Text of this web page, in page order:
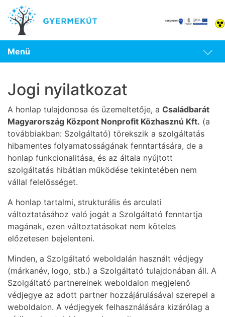
Menü
Jogi nyilatkozat
A honlap tulajdonosa és üzemeltetője, a Családbarát
Magyarország Központ Nonprofit Közhasznú Kft. (a
továbbiakban: Szolgáltató) törekszik a szolgáltatás
hibamentes folyamatosságának fenntartására, de a
honlap funkcionalitása, és az általa nyújtott
szolgáltatás hibátlan működése tekintetében nem
vállal felelősséget.
A honlap tartalmi, strukturális és arculati
változtatásához való jogát a Szolgáltató fenntartja
magának, ezen változtatásokat nem köteles
előzetesen bejelenteni.
Minden, a Szolgáltató weboldalán használt védjegy
(márkanév, logo, stb.) a Szolgáltató tulajdonában áll. A
Szolgáltató partnereinek weboldalon megjelenő
védjegye az adott partner hozzájárulásával szerepel a
weboldalon. A védjegyek felhasználására kizárólag a